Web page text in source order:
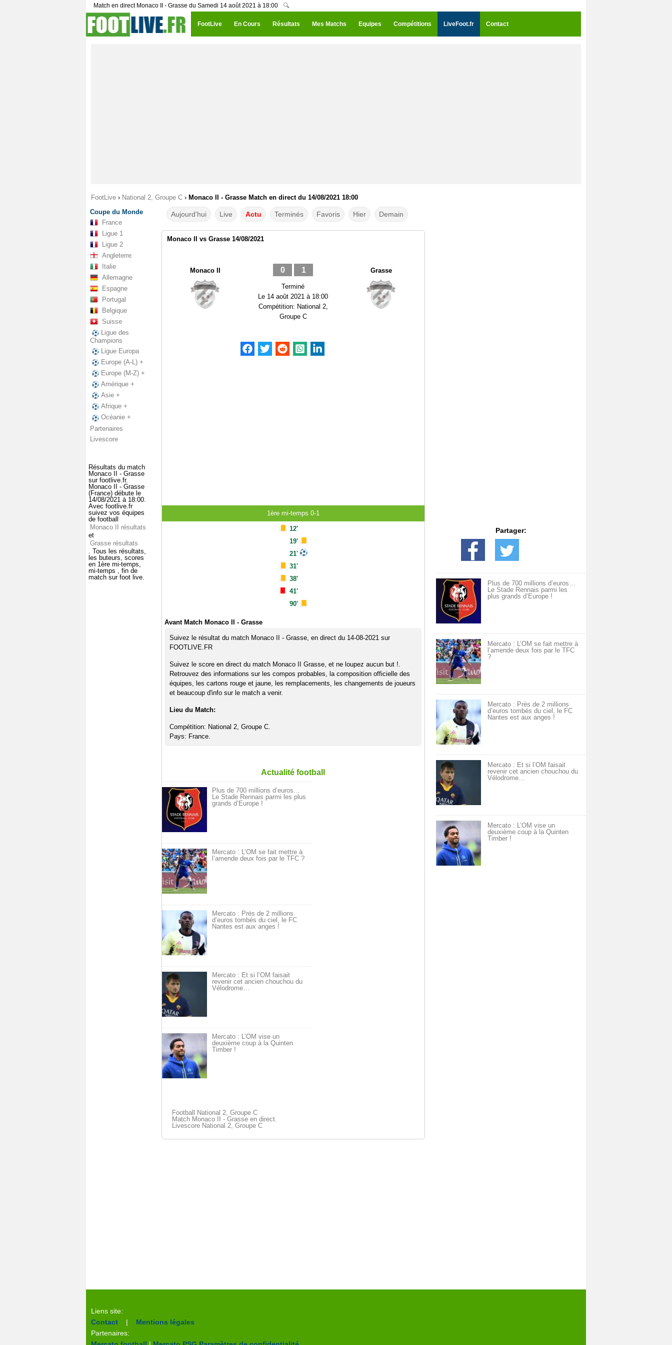
Match en direct Monaco II - Grasse du Samedi 14 août 2021 à 18:00 🔍
FootLive En Cours Résultats Mes Matchs Equipes Compétitions LiveFoot.fr Contact
FootLive › National 2, Groupe C › Monaco II - Grasse Match en direct du 14/08/2021 18:00
Coupe du Monde
France
Ligue 1
Ligue 2
Angleterre
Italie
Allemagne
Espagne
Portugal
Belgique
Suisse
Ligue des
Champions
Ligue Europa
Europe (A-L) +
Europe (M-Z) +
Amérique +
Asie +
Afrique +
Océanie +
Partenaires
Livescore
Résultats du match
Monaco II - Grasse
sur footlive.fr.
Monaco II - Grasse
(France) débute le
14/08/2021 à 18:00.
Avec footlive.fr
suivez vos équipes
de football
Monaco II résultats
et
Grasse résultats
. Tous les résultats,
les buteurs, scores
en 1ère mi-temps,
mi-temps , fin de
match sur foot live.
Aujourd'hui Live Actu Terminés Favoris Hier Demain
Monaco II vs Grasse 14/08/2021
Monaco II 0 1
Terminé
Le 14 août 2021 à 18:00
Compétition: National 2,
Groupe C
Grasse
1ère mi-temps 0-1
12'
19'
21'
31'
38'
41'
90'
Avant Match Monaco II - Grasse
Suivez le résultat du match Monaco II - Grasse, en direct du 14-08-2021 sur
FOOTLIVE.FR
Suivez le score en direct du match Monaco II Grasse, et ne loupez aucun but !.
Retrouvez des informations sur les compos probables, la composition officielle des
équipes, les cartons rouge et jaune, les remplacements, les changements de joueurs
et beaucoup d'info sur le match a venir.
Lieu du Match:
Compétition: National 2, Groupe C.
Pays: France.
Actualité football
Plus de 700 millions d’euros…
Le Stade Rennais parmi les plus
grands d’Europe !
Mercato : L’OM se fait mettre à
l’amende deux fois par le TFC ?
Mercato : Près de 2 millions
d’euros tombés du ciel, le FC
Nantes est aux anges !
Mercato : Et si l’OM faisait
revenir cet ancien chouchou du
Vélodrome…
Mercato : L’OM vise un
deuxième coup à la Quinten
Timber !
Football National 2, Groupe C
Match Monaco II - Grasse en direct.
Livescore National 2, Groupe C
Partager:
Plus de 700 millions d’euros…
Le Stade Rennais parmi les
plus grands d’Europe !
Mercato : L’OM se fait mettre à
l’amende deux fois par le TFC
?
Mercato : Près de 2 millions
d’euros tombés du ciel, le FC
Nantes est aux anges !
Mercato : Et si l’OM faisait
revenir cet ancien chouchou du
Vélodrome…
Mercato : L’OM vise un
deuxième coup à la Quinten
Timber !
Liens site:
Contact | Mentions légales
Partenaires: